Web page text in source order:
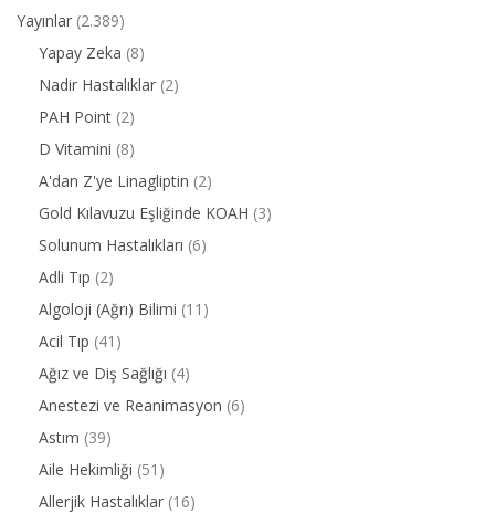
Yayınlar (2.389)
Yapay Zeka (8)
Nadir Hastalıklar (2)
PAH Point (2)
D Vitamini (8)
A'dan Z'ye Linagliptin (2)
Gold Kılavuzu Eşliğinde KOAH (3)
Solunum Hastalıkları (6)
Adli Tıp (2)
Algoloji (Ağrı) Bilimi (11)
Acil Tıp (41)
Ağız ve Diş Sağlığı (4)
Anestezi ve Reanimasyon (6)
Astım (39)
Aile Hekimliği (51)
Allerjik Hastalıklar (16)